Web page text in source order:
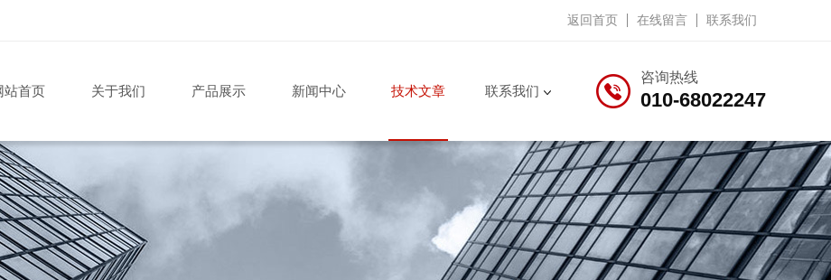
返回首页 在线留言 联系我们
咨询热线
010-68022247
站首页 关于我们 产品展示 新闻中心 技术文章 联系我们